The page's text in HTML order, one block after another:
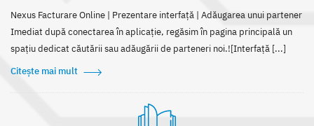
Nexus Facturare Online | Prezentare interfaţă | Adăugarea unui partener
Imediat după conectarea în aplicație, regăsim în pagina principală un
spațiu dedicat căutării sau adăugării de parteneri noi.![Interfață [...]
Citește mai mult